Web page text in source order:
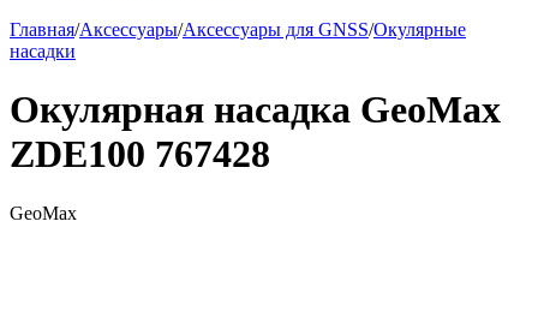
Главная/Аксессуары/Аксессуары для GNSS/Окулярные
насадки
Окулярная насадка GeoMax
ZDE100 767428
GeoMax